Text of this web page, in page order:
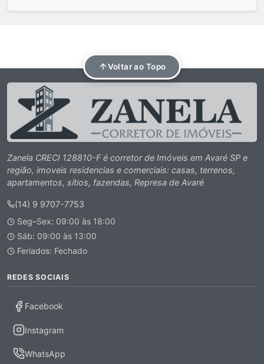
Voltar ao Topo
Zanela CRECI 128810-F é corretor de Imóveis em Avaré SP e
região, imoveis residencias e comerciais: casas, terrenos,
apartamentos, sítios, fazendas, Represa de Avaré
(14) 9 9707-7753
Seg–Sex: 09:00 às 18:00
Sáb: 09:00 às 13:00
Feriados: Fechado
REDES SOCIAIS
Facebook
Instagram
WhatsApp